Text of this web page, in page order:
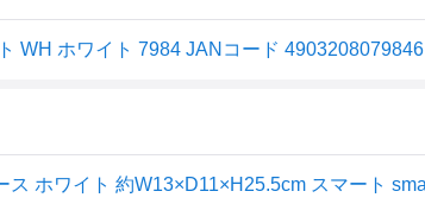
WH ホワイト 7984 JANコード 4903208079846